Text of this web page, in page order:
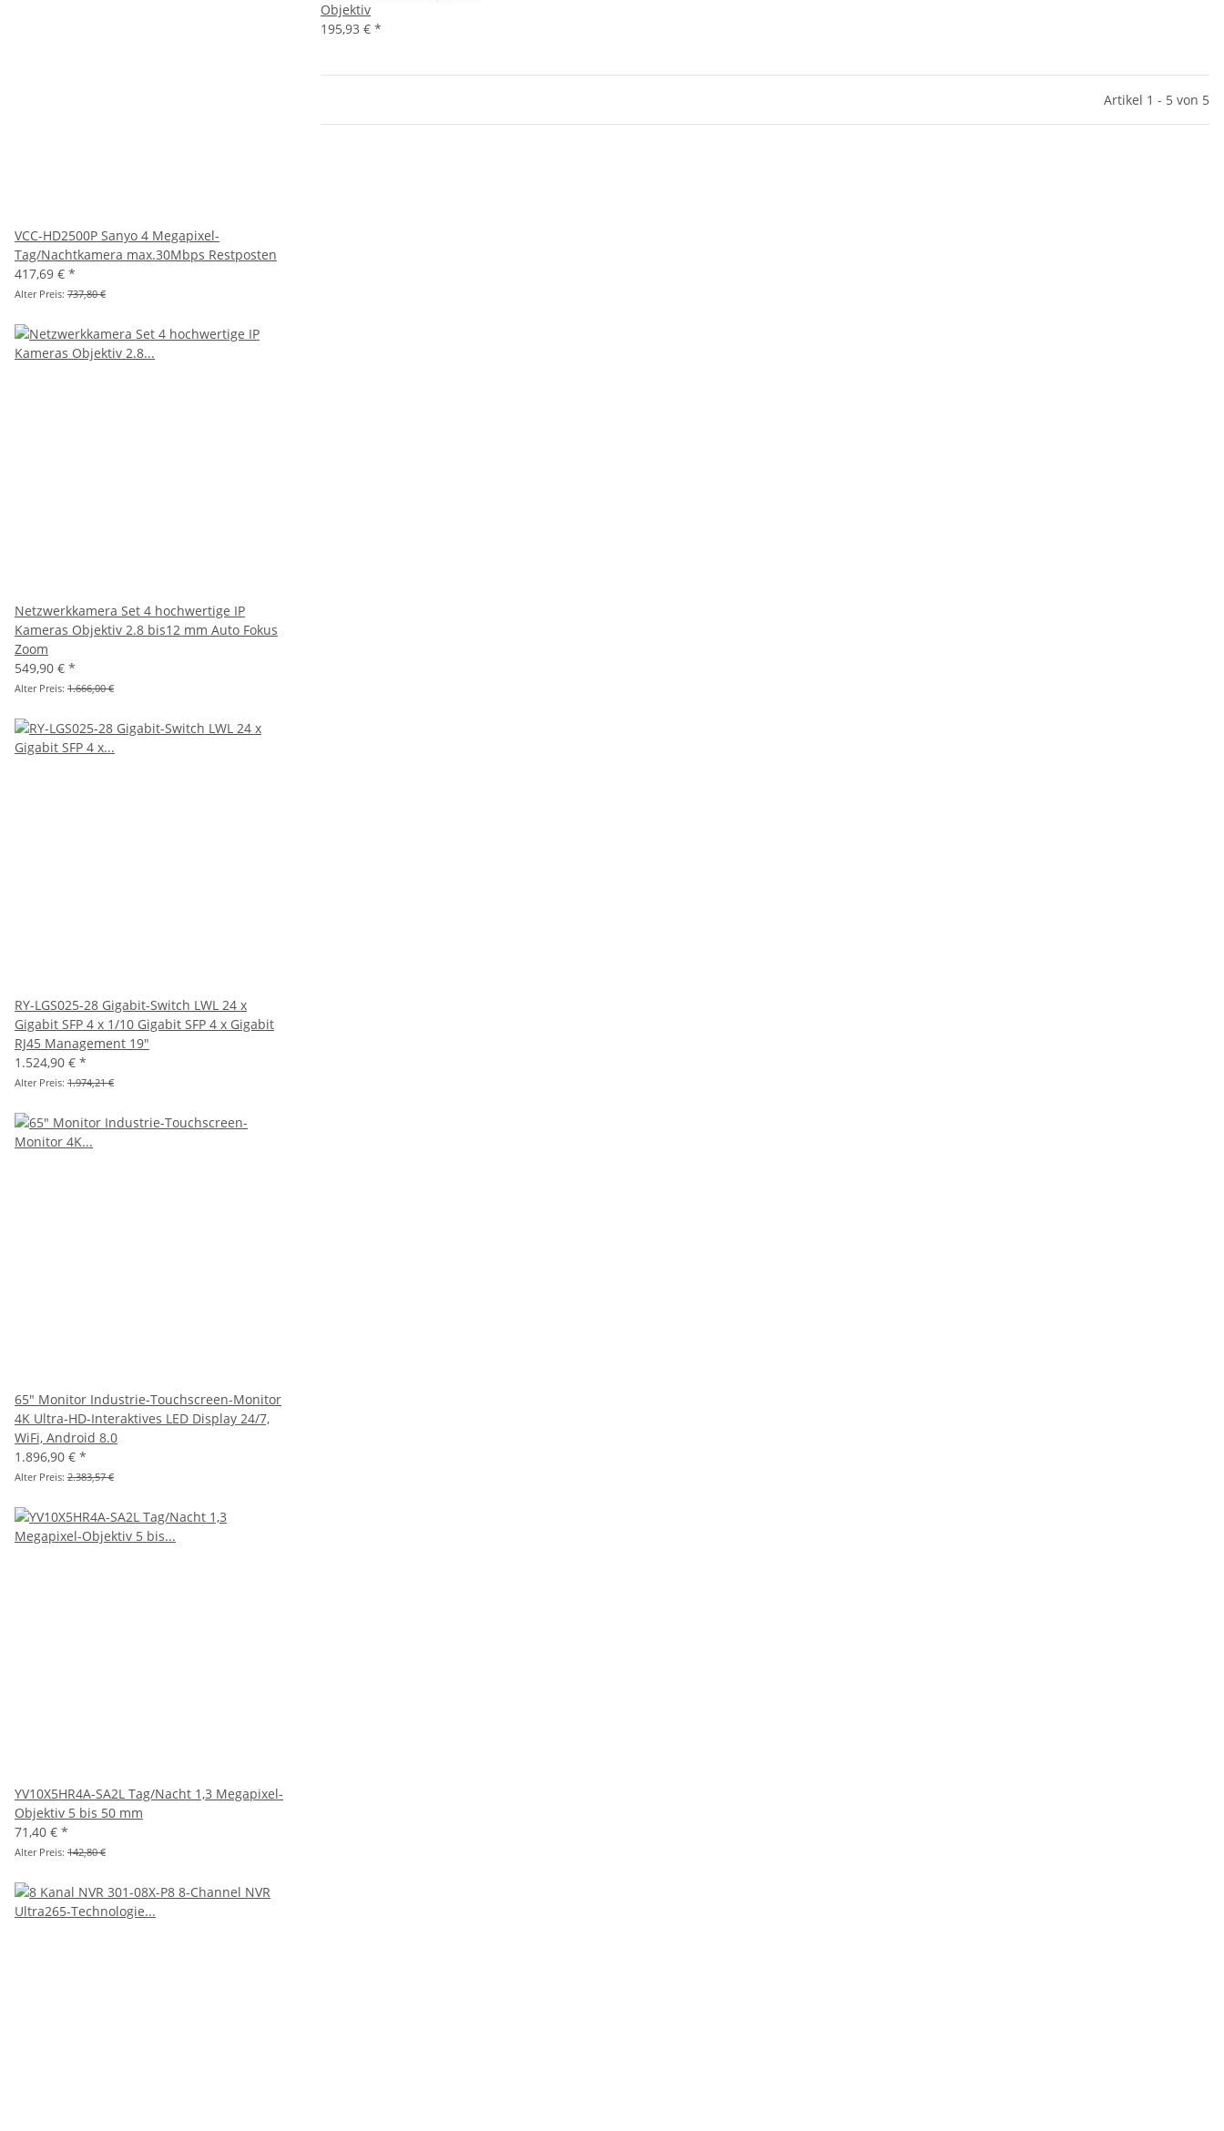
Objektiv
195,93 € *
Artikel 1 - 5 von 5
VCC-HD2500P Sanyo 4 Megapixel-
Tag/Nachtkamera max.30Mbps Restposten
417,69 € *
Alter Preis: 737,80 €
Netzwerkkamera Set 4 hochwertige IP
Kameras Objektiv 2.8 bis12 mm Auto Fokus
Zoom
549,90 € *
Alter Preis: 1.666,00 €
RY-LGS025-28 Gigabit-Switch LWL 24 x
Gigabit SFP 4 x 1/10 Gigabit SFP 4 x Gigabit
RJ45 Management 19"
1.524,90 € *
Alter Preis: 1.974,21 €
65" Monitor Industrie-Touchscreen-Monitor
4K Ultra-HD-Interaktives LED Display 24/7,
WiFi, Android 8.0
1.896,90 € *
Alter Preis: 2.383,57 €
YV10X5HR4A-SA2L Tag/Nacht 1,3 Megapixel-
Objektiv 5 bis 50 mm
71,40 € *
Alter Preis: 142,80 €